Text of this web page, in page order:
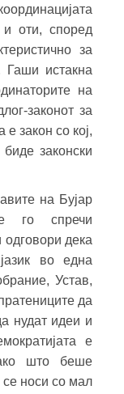
оти, според
за
Гаши истакна
на
законот за
е закон со кој,
законски
на Бујар
го спречи
дека
во една
Устав,
да
нудат идеи и
е
што беше
се носи со мал